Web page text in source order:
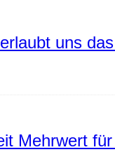
uns
Mehrwert